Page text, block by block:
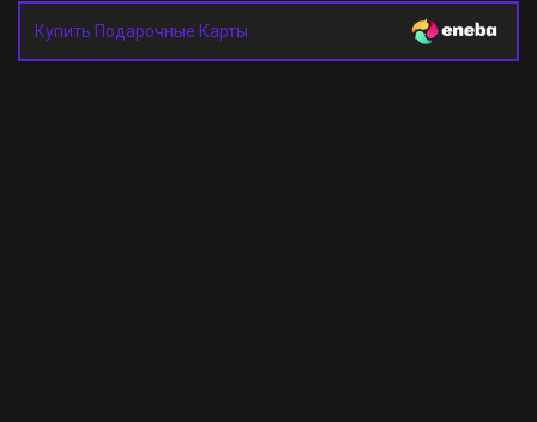
Купить Подарочные Карты